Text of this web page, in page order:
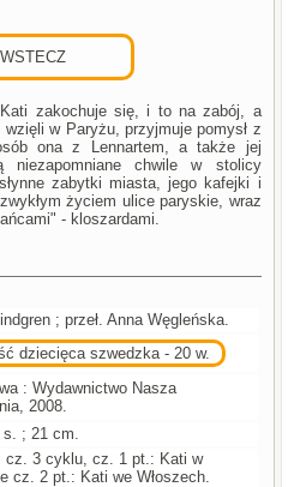
Kati zakochuje się, i to na zabój, a
w Paryżu, przyjmuje pomysł z
ona z Lennartem, a także jej
niezapomniane chwile w stolicy
zabytki miasta, jego kafejki i
życiem ulice paryskie, wraz
- kloszardami.
; przeł. Anna Węgleńska.
dziecięca szwedzka - 20 w.
: Wydawnictwo Nasza
2008.
; 21 cm.
cz. 3 cyklu, cz. 1 pt.: Kati w
cz. 2 pt.: Kati we Włoszech.